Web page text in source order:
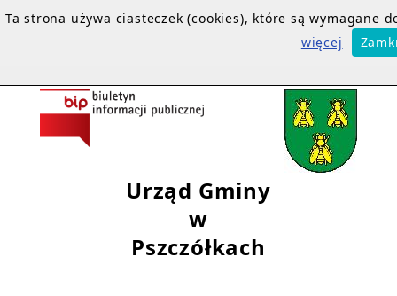
Urząd Gminy
w
Pszczółkach
Ta strona używa ciasteczek (cookies), które są wymagane
więcej